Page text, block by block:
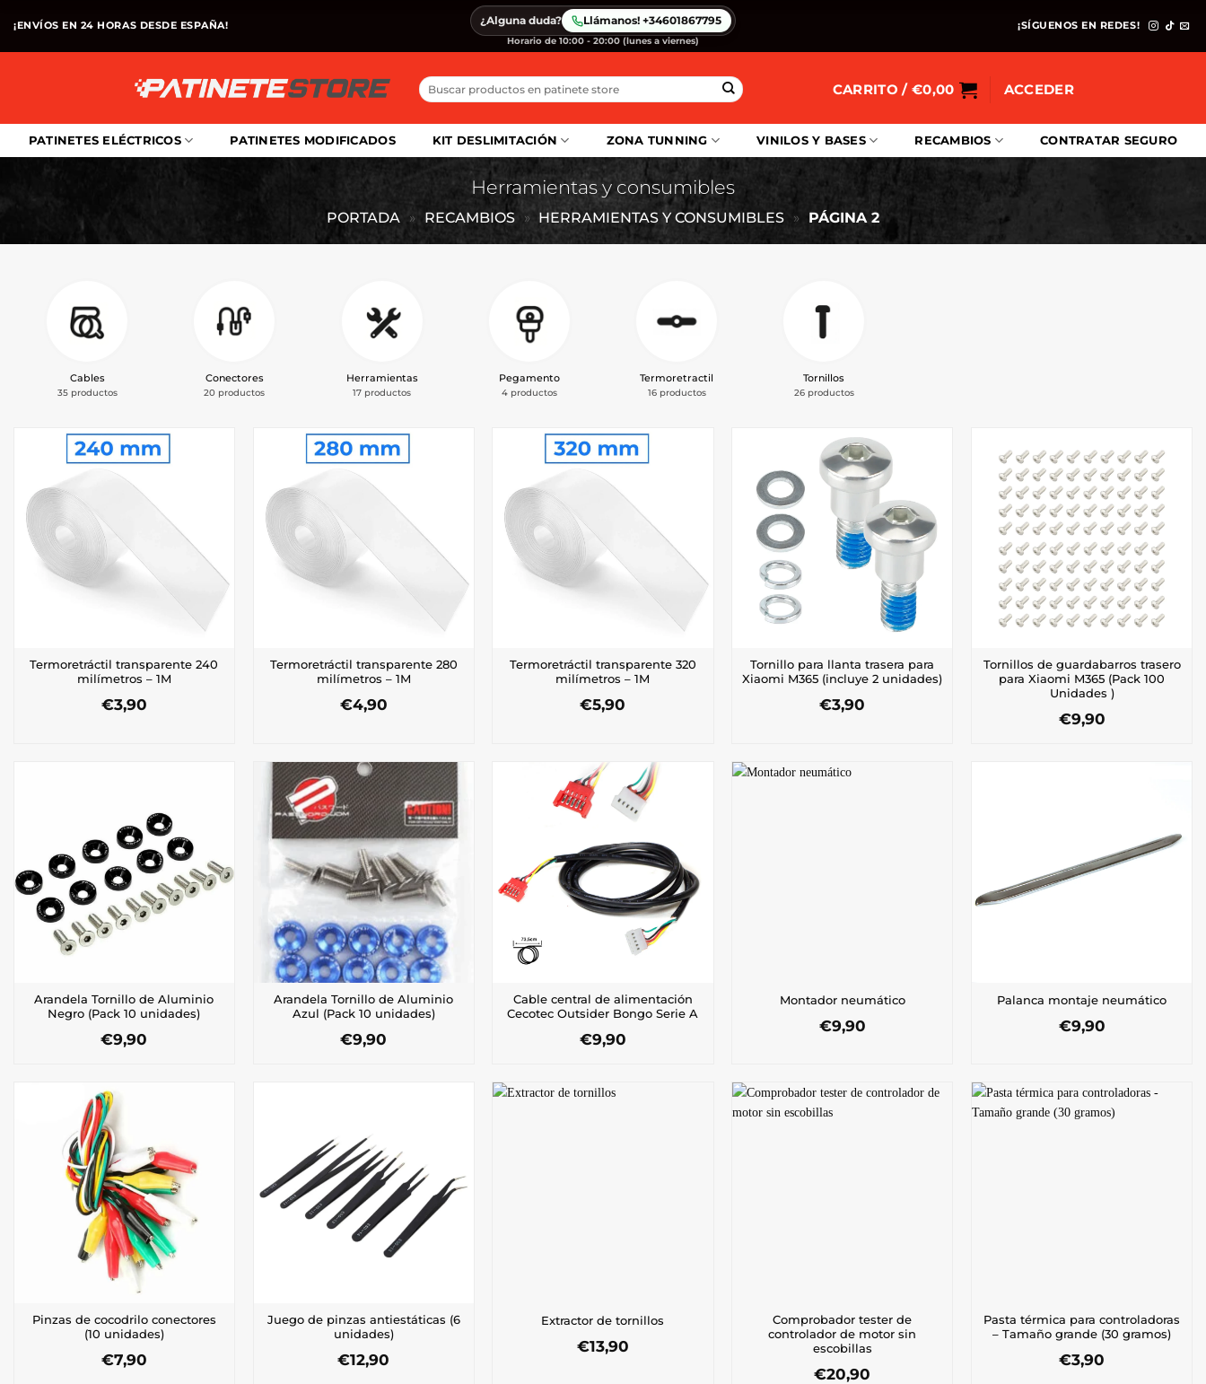
contenido
¡ENVÍOS EN 24 HORAS DESDE ESPAÑA! ¿Alguna duda? Llámanos! +34601867795
Horario de 10:00 - 20:00 (lunes a viernes)
¡SÍGUENOS EN REDES!
Buscar
por:
CARRITO / €0,00 ACCEDER
PATINETES ELÉCTRICOS PATINETES MODIFICADOS KIT DESLIMITACIÓN ZONA TUNNING VINILOS Y BASES RECAMBIOS CONTRATAR SEGURO
Herramientas y consumibles
PORTADA » RECAMBIOS » HERRAMIENTAS Y CONSUMIBLES » PÁGINA 2
Cables
35 productos
Conectores
20 productos
Herramientas
17 productos
Pegamento
4 productos
Termoretractil
16 productos
Tornillos
26 productos
Termoretráctil transparente 240
milímetros – 1M
€3,90
Termoretráctil transparente 280
milímetros – 1M
€4,90
Termoretráctil transparente 320
milímetros – 1M
€5,90
Tornillo para llanta trasera para
Xiaomi M365 (incluye 2 unidades)
€3,90
Tornillos de guardabarros trasero
para Xiaomi M365 (Pack 100
Unidades )
€9,90
Arandela Tornillo de Aluminio
Negro (Pack 10 unidades)
€9,90
Arandela Tornillo de Aluminio
Azul (Pack 10 unidades)
€9,90
Cable central de alimentación
Cecotec Outsider Bongo Serie A
€9,90
Montador neumático
€9,90
Palanca montaje neumático
€9,90
Pinzas de cocodrilo conectores
(10 unidades)
€7,90
Juego de pinzas antiestáticas (6
unidades)
€12,90
Extractor de tornillos
€13,90
Comprobador tester de
controlador de motor sin
escobillas
€20,90
Pasta térmica para controladoras
– Tamaño grande (30 gramos)
€3,90